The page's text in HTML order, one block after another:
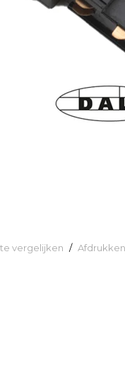
vergelijken / Afdrukken